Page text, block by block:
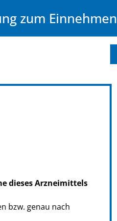
zum Einnehmen
dieses Arzneimittels
bzw. genau nach